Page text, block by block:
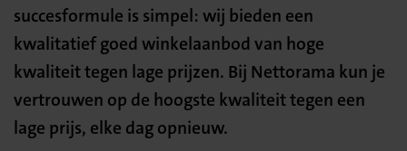
succesformule is simpel: wij bieden een
kwalitatief goed winkelaanbod van hoge
kwaliteit tegen lage prijzen. Bij Nettorama kun je
vertrouwen op de hoogste kwaliteit tegen een
lage prijs, elke dag opnieuw.